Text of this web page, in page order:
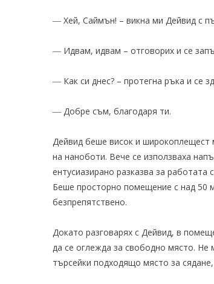
― Хей, Саймън! – викна ми Дейвид с
― Идвам, идвам – отговорих и се
― Как си днес? – протегна ръка и се
― Добре съм, благодаря ти.
Дейвид беше висок и широкоплещест
на наноботи. Вече се използваха
ентусиазирано разказва за
Беше просторно помещение с над 50
безпрепятствено.
Докато разговарях с Дейвид, в
да се оглежда за свободно място. Не
търсейки подходящо място за